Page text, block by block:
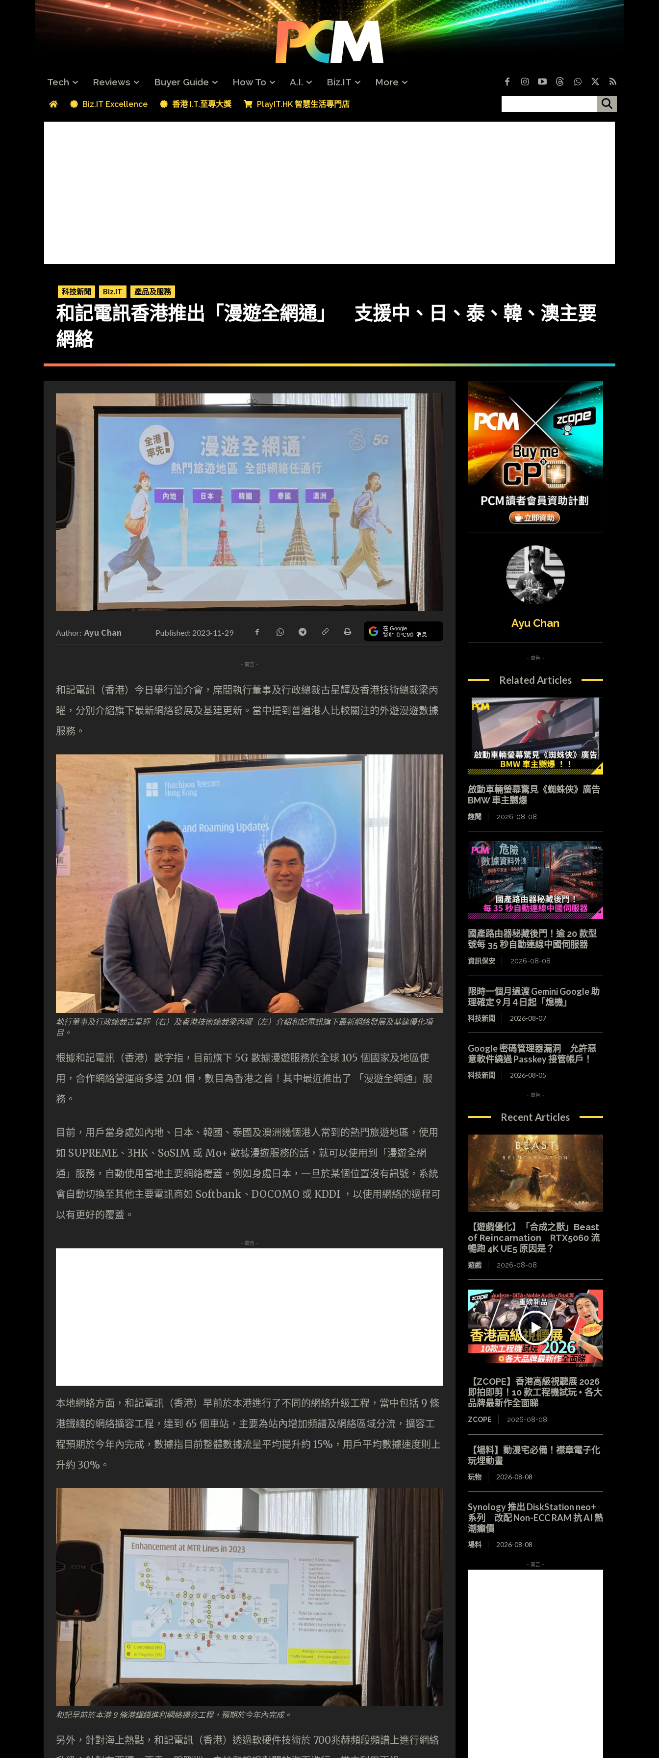
Tech Reviews Buyer Guide How To A.I. Biz.IT More
Biz.IT Excellence 香港 I.T.至專大獎 PlayIT.HK 智慧生活專門店
科技新聞 Biz.IT 產品及服務
和記電訊香港推出「漫遊全網通」 支援中、日、泰、韓、澳主要
網絡
Author: Ayu Chan Published: 2023-11-29 在 Google
緊貼《PCM》消息
- 廣告 -
和記電訊（香港）今日舉行簡介會，席間執行董事及行政總裁古星輝及香港技術總裁梁丙
曜，分別介紹旗下最新網絡發展及基建更新。當中提到普遍港人比較關注的外遊漫遊數據
服務。
執行董事及行政總裁古星輝（右）及香港技術總裁梁丙曜（左）介紹和記電訊旗下最新網絡發展及基建優化項
目。
根據和記電訊（香港）數字指，目前旗下 5G 數據漫遊服務於全球 105 個國家及地區使
用，合作網絡營運商多達 201 個，數目為香港之首！其中最近推出了 「漫遊全網通」服
務。
目前，用戶當身處如內地、日本、韓國、泰國及澳洲幾個港人常到的熱門旅遊地區，使用
如 SUPREME、3HK、SoSIM 或 Mo+ 數據漫遊服務的話，就可以使用到「漫遊全網
通」服務，自動使用當地主要網絡覆蓋。例如身處日本，一旦於某個位置沒有訊號，系統
會自動切換至其他主要電訊商如 Softbank、DOCOMO 或 KDDI ，以使用網絡的過程可
以有更好的覆蓋。
- 廣告 -
本地網絡方面，和記電訊（香港）早前於本港進行了不同的網絡升級工程，當中包括 9 條
港鐵綫的網絡擴容工程，達到 65 個車站，主要為站內增加頻譜及網絡區域分流，擴容工
程預期於今年內完成，數據指目前整體數據流量平均提升約 15%，用戶平均數據速度則上
升約 30%。
和記早前於本港 9 條港鐵綫進利網絡擴容工程，預期於今年內完成。
另外，針對海上熱點，和記電訊（香港）透過軟硬件技術於 700兆赫頻段頻譜上進行網絡
Ayu Chan
- 廣告 -
Related Articles
啟動車輛螢幕驚見《蜘蛛俠》廣告
BMW 車主嬲爆
趣聞 2026-08-08
國產路由器秘藏後門！逾 20 款型
號每 35 秒自動連線中國伺服器
資訊保安 2026-08-08
限時一個月過渡 Gemini Google 助
理確定 9 月 4 日起「熄機」
科技新聞 2026-08-07
Google 密碼管理器漏洞 允許惡
意軟件繞過 Passkey 接管帳戶！
科技新聞 2026-08-05
- 廣告 -
Recent Articles
【遊戲優化】「合成之獸」Beast
of Reincarnation RTX5060 流
暢跑 4K UE5 原因是？
遊戲 2026-08-08
【ZCOPE】香港高級視聽展 2026
即拍即剪！10 款工程機試玩 + 各大
品牌最新作全面睇
ZCOPE 2026-08-08
【場料】動漫宅必備！襟章電子化
玩埋動畫
玩物 2026-08-08
Synology 推出 DiskStation neo+
系列 改配 Non-ECC RAM 抗 AI 熱
潮癲價
場料 2026-08-08
- 廣告 -